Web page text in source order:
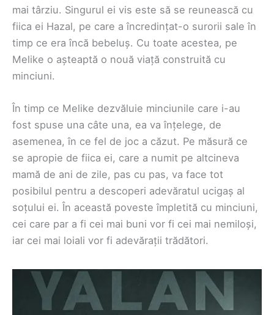
mai târziu. Singurul ei vis este să se reunească cu
fiica ei Hazal, pe care a încredințat-o surorii sale în
timp ce era încă bebeluș. Cu toate acestea, pe
Melike o așteaptă o nouă viață construită cu
minciuni.
În timp ce Melike dezvăluie minciunile care i-au
fost spuse una câte una, ea va înțelege, de
asemenea, în ce fel de joc a căzut. Pe măsură ce
se apropie de fiica ei, care a numit pe altcineva
mamă de ani de zile, pas cu pas, va face tot
posibilul pentru a descoperi adevăratul ucigaș al
soțului ei. În această poveste împletită cu minciuni,
cei care par a fi cei mai buni vor fi cei mai nemiloși,
iar cei mai loiali vor fi adevărații trădători.